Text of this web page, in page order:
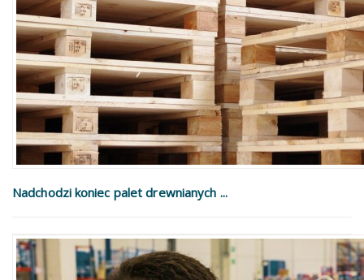
Nadchodzi koniec palet drewnianych ...